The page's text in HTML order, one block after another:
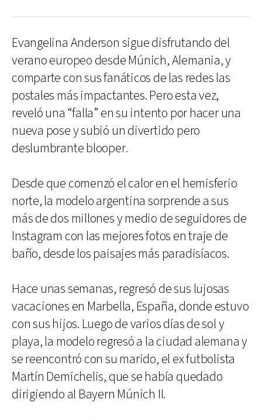
Evangelina Anderson sigue disfrutando del
verano europeo desde Múnich, Alemania, y
comparte con sus fanáticos de las redes las
postales más impactantes. Pero esta vez,
reveló una “falla” en su intento por hacer una
nueva pose y subió un divertido pero
deslumbrante blooper.
Desde que comenzó el calor en el hemisferio
norte, la modelo argentina sorprende a sus
más de dos millones y medio de seguidores de
Instagram con las mejores fotos en traje de
baño, desde los paisajes más paradisíacos.
Hace unas semanas, regresó de sus lujosas
vacaciones en Marbella, España, donde estuvo
con sus hijos. Luego de varios días de sol y
playa, la modelo regresó a la ciudad alemana y
se reencontró con su marido, el ex futbolista
Martín Demichelis, que se había quedado
dirigiendo al Bayern Múnich II.